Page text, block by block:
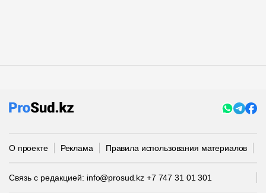
О проекте Реклама Правила использования материалов
Связь с редакцией: info@prosud.kz +7 747 31 01 301